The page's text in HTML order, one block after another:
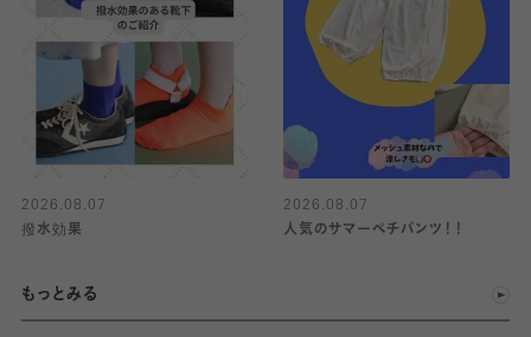
2026.08.07
撥水効果
2026.08.07
人気のサマーペチパンツ！！
もっとみる